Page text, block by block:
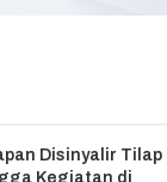
Disinyalir Tilap
Kegiatan di